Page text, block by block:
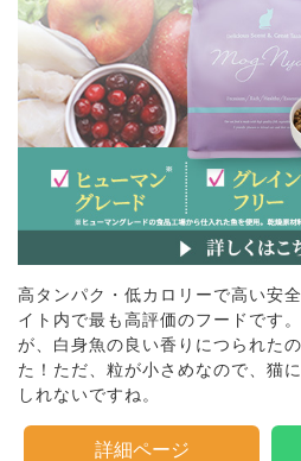
高タンパク・低カロリーで高い安
イト内で最も高評価のフードです
が、白身魚の良い香りにつられた
た！ただ、粒が小さめなので、猫
しれないですね。
詳細ページ